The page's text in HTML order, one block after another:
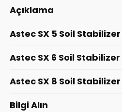
Açıklama
Astec SX 5 Soil
Astec SX 6 Soil
Astec SX 8 Soil
Bilgi Alın